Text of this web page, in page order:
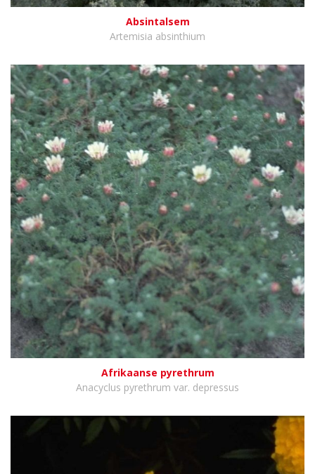
Absintalsem
Artemisia absinthium
Afrikaanse pyrethrum
Anacyclus pyrethrum var. depressus